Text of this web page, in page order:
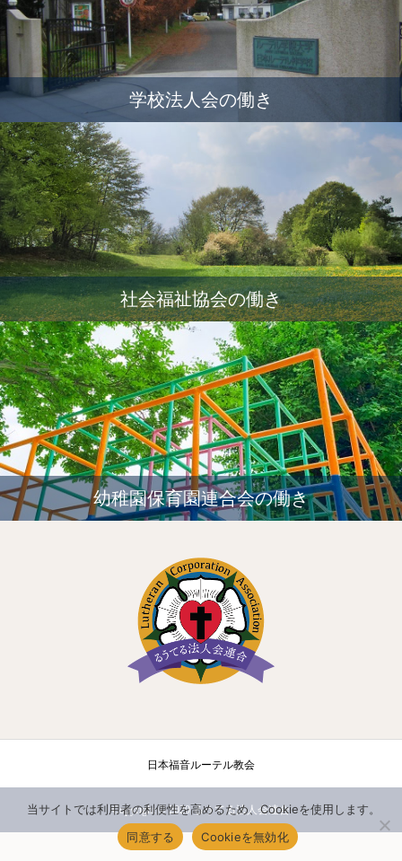
学校法人会の働き
社会福祉協会の働き
幼稚園保育園連合会の働き
日本福音ルーテル教会
Copyright © 2020 るうてる法人会連合
当サイトでは利用者の利便性を高めるため、Cookieを使用します。
同意する
Cookieを無効化